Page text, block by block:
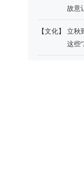
故意
【文化】
立秋
这些